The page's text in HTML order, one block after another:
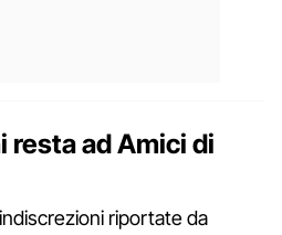
resta ad Amici di
riportate da